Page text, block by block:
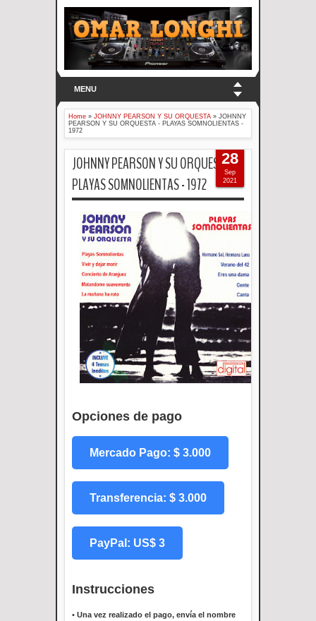
MENU
Home » JOHNNY PEARSON Y SU ORQUESTA » JOHNNY
PEARSON Y SU ORQUESTA - PLAYAS SOMNOLIENTAS -
1972
JOHNNY PEARSON Y SU ORQUESTA -
PLAYAS SOMNOLIENTAS - 1972
Opciones de pago
Mercado Pago: $ 3.000
Transferencia: $ 3.000
PayPal: US$ 3
Instrucciones
• Una vez realizado el pago, envía el nombre
28
Sep
2021